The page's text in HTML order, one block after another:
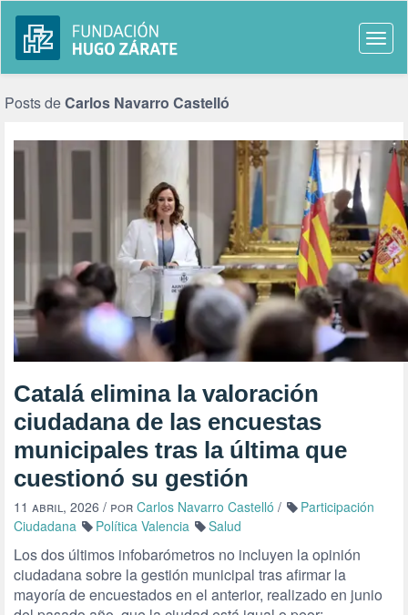
Posts deCarlos Navarro Castelló
Catalá elimina la valoración
ciudadana de las encuestas
municipales tras la última que
cuestionó su gestión
11 abril, 2026 / por Carlos Navarro Castelló /
Participación
Ciudadana
Política Valencia Salud
Los dos últimos infobarómetros no incluyen la opinión
ciudadana sobre la gestión municipal tras afirmar la
mayoría de encuestados en el anterior, realizado en junio